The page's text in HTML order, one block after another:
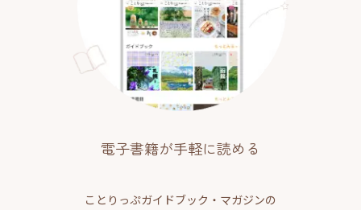
電子書籍が手軽に読める
ことりっぷガイドブック・マガジンの